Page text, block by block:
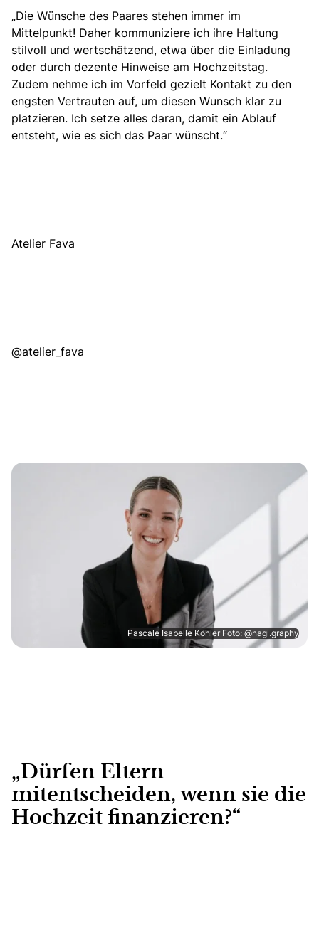
„Die Wünsche des Paares stehen immer im
Mittelpunkt! Daher kommuniziere ich ihre Haltung
stilvoll und wertschätzend, etwa über die Einladung
oder durch dezente Hinweise am Hochzeitstag.
Zudem nehme ich im Vorfeld gezielt Kontakt zu den
engsten Vertrauten auf, um diesen Wunsch klar zu
platzieren. Ich setze alles daran, damit ein Ablauf
entsteht, wie es sich das Paar wünscht.“
Atelier Fava
@atelier_fava
Pascale Isabelle Köhler Foto: @nagi.graphy
„Dürfen Eltern
mitentscheiden, wenn sie die
Hochzeit finanzieren?“